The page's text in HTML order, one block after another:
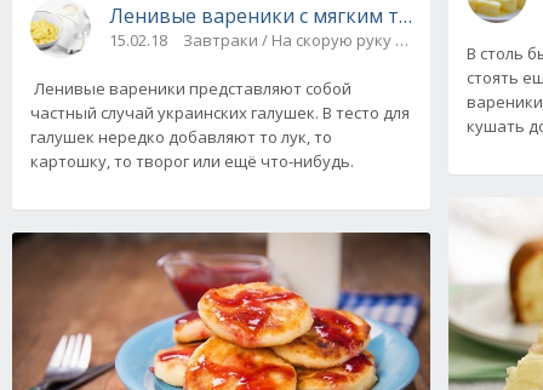
Ленивые вареники с мягким творогом
15.02.18 Завтраки / На скорую руку / Мучные изделия
Ленивые вареники представляют собой
частный случай украинских галушек. В тесто для
галушек нередко добавляют то лук, то
картошку, то творог или ещё что-нибудь.
В столь
стоять
кушать